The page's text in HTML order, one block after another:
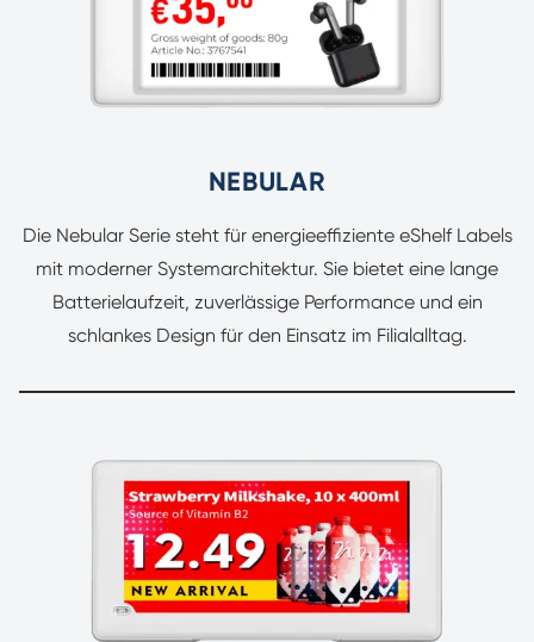
NEBULAR
Die Nebular Serie steht für energieeffiziente eShelf Labels
mit moderner Systemarchitektur. Sie bietet eine lange
Batterielaufzeit, zuverlässige Performance und ein
schlankes Design für den Einsatz im Filialalltag.